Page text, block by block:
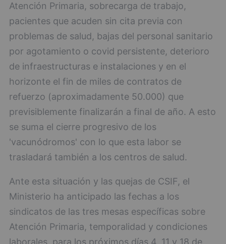
Atención Primaria, sobrecarga de trabajo,
pacientes que acuden sin cita previa con
problemas de salud, bajas del personal sanitario
por agotamiento o covid persistente, deterioro
de infraestructuras e instalaciones y en el
horizonte el fin de miles de contratos de
refuerzo (aproximadamente 50.000) que
previsiblemente finalizarán a final de año. A esto
se suma el cierre progresivo de los
'vacunódromos' con lo que esta labor se
trasladará también a los centros de salud.
Ante esta situación y las quejas de CSIF, el
Ministerio ha anticipado las fechas a los
sindicatos de las tres mesas específicas sobre
Atención Primaria, temporalidad y condiciones
laborales, para los próximos días 4, 11 y 18 de